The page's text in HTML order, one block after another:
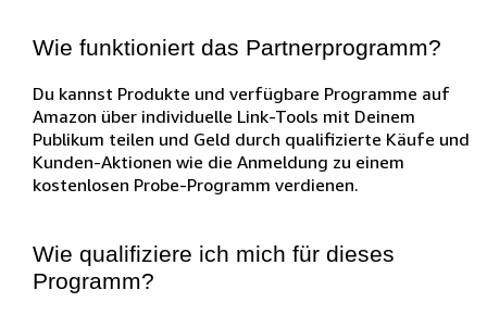
Wie funktioniert das Partnerprogramm?
Du kannst Produkte und verfügbare Programme auf
Amazon über individuelle Link-Tools mit Deinem
Publikum teilen und Geld durch qualifizierte Käufe und
Kunden-Aktionen wie die Anmeldung zu einem
kostenlosen Probe-Programm verdienen.
Wie qualifiziere ich mich für dieses
Programm?